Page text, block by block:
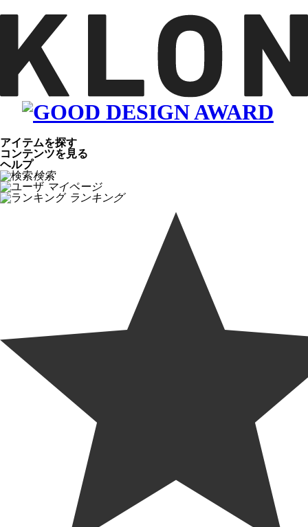
アイテムを探す
コンテンツを見る
ヘルプ
検索
マイページ
ランキング